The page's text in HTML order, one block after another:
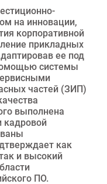
на инновации,
корпоративной
прикладных
ее под
системы
частей (ЗИП)
выполнена
кадровой
как
и высокий
ПО.